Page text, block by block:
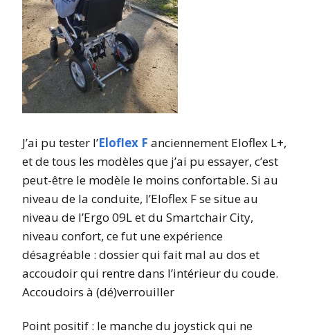
J’ai pu tester l’Eloflex F anciennement Eloflex L+,
et de tous les modèles que j’ai pu essayer, c’est
peut-être le modèle le moins confortable. Si au
niveau de la conduite, l’Eloflex F se situe au
niveau de l’Ergo 09L et du Smartchair City,
niveau confort, ce fut une expérience
désagréable : dossier qui fait mal au dos et
accoudoir qui rentre dans l’intérieur du coude.
Accoudoirs à (dé)verrouiller
Point positif : le manche du joystick qui ne